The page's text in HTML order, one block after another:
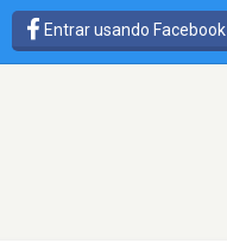
Entrar usando Facebook